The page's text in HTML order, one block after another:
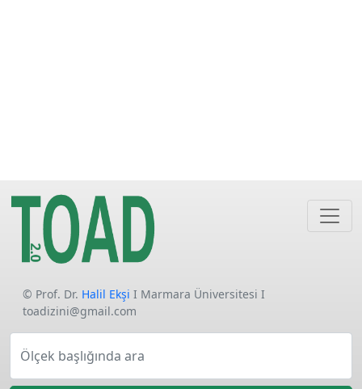
© Prof. Dr. Halil Ekşi I Marmara Üniversitesi I
toadizini@gmail.com
Ölçek başlığında ara